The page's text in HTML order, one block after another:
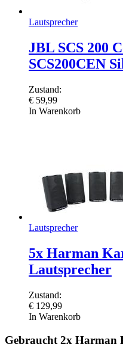
Lautsprecher
JBL SCS 200
SCS200CEN
Zustand:
€ 59,99
In Warenkorb
Lautsprecher
5x Harman
Lautsprecher
Zustand:
€ 129,99
In Warenkorb
Gebraucht 2x Harman